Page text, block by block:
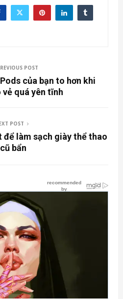
POST
của bạn to hơn khi
vẻ quá yên tĩnh
POST
để làm sạch giày thể thao
cũ bẩn